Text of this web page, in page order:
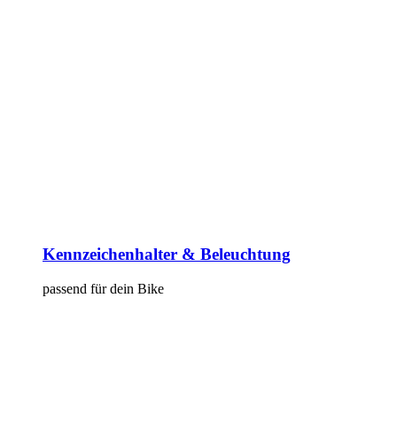
Kennzeichenhalter & Beleuchtung
passend für dein Bike